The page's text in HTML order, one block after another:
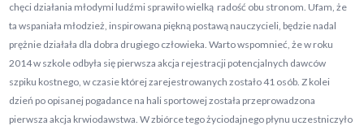
chęci działania młodymi ludźmi sprawiło wielką radość obu stronom. Ufam, że
ta wspaniała młodzież, inspirowana piękną postawą nauczycieli, będzie nadal
prężnie działała dla dobra drugiego człowieka. Warto wspomnieć, że w roku
2014 w szkole odbyła się pierwsza akcja rejestracji potencjalnych dawców
szpiku kostnego, w czasie której zarejestrowanych zostało 41 osób. Z kolei
dzień po opisanej pogadance na hali sportowej została przeprowadzona
pierwsza akcja krwiodawstwa. W zbiórce tego życiodajnego płynu uczestniczyło